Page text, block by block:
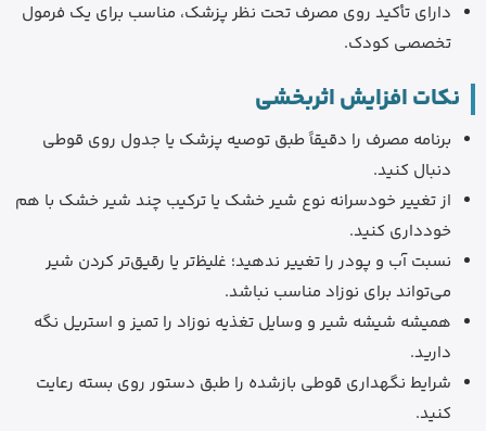
دارای تأکید روی مصرف تحت نظر پزشک، مناسب برای یک فرمول
تخصصی کودک.
نکات افزایش اثربخشی
برنامه مصرف را دقیقاً طبق توصیه پزشک یا جدول روی قوطی
دنبال کنید.
از تغییر خودسرانه نوع شیر خشک یا ترکیب چند شیر خشک با هم
خودداری کنید.
نسبت آب و پودر را تغییر ندهید؛ غلیظ‌تر یا رقیق‌تر کردن شیر
می‌تواند برای نوزاد مناسب نباشد.
همیشه شیشه شیر و وسایل تغذیه نوزاد را تمیز و استریل نگه
دارید.
شرایط نگهداری قوطی بازشده را طبق دستور روی بسته رعایت
کنید.